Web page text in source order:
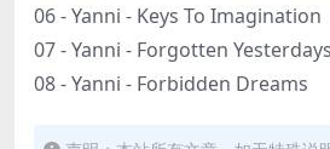
06 - Yanni - Keys To Imagination
07 - Yanni - Forgotten Yesterdays
08 - Yanni - Forbidden Dreams